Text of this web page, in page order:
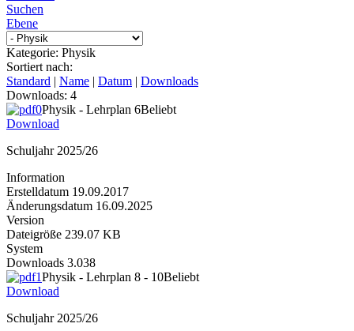
Suchen
Ebene
Kategorie: Physik
Sortiert nach:
Standard | Name | Datum | Downloads
Downloads: 4
Physik - Lehrplan 6Beliebt
Download
Schuljahr 2025/26
Information
Erstelldatum 19.09.2017
Änderungsdatum 16.09.2025
Version
Dateigröße 239.07 KB
System
Downloads 3.038
Physik - Lehrplan 8 - 10Beliebt
Download
Schuljahr 2025/26